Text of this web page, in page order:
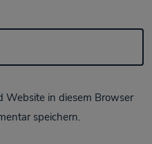
Website in diesem Browser
speichern.